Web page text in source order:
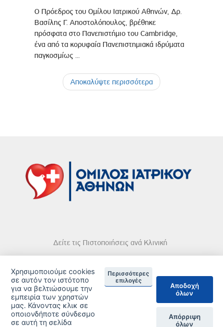
Ο Πρόεδρος του Ομίλου Ιατρικού Αθηνών, Δρ.
Βασίλης Γ. Αποστολόπουλος, βρέθηκε
πρόσφατα στο Πανεπιστήμιο του Cambridge,
ένα από τα κορυφαία Πανεπιστημιακά ιδρύματα
παγκοσμίως ...
Αποκαλύψτε περισσότερα
Δείτε τις Πιστοποιήσεις ανά Κλινική
© 2026 Copyright © Iatriko.gr | Powered by Aboutnet
Χρησιμοποιούμε cookies
σε αυτόν τον ιστότοπο
για να βελτιώσουμε την
εμπειρία των χρηστών
μας. Κάνοντας κλικ σε
οποιονδήποτε σύνδεσμο
σε αυτή τη σελίδα
Περισσότερες
επιλογές
Αποδοχή
όλων
Απόρριψη
όλων